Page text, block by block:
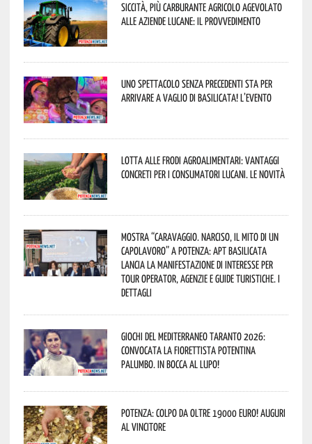
Siccità, più carburante agricolo agevolato
alle aziende lucane: il provvedimento
Uno spettacolo senza precedenti sta per
arrivare a Vaglio di Basilicata! L’evento
Lotta alle frodi agroalimentari: vantaggi
concreti per i consumatori lucani. Le novità
Mostra “Caravaggio. Narciso, il mito di un
capolavoro” a Potenza: APT Basilicata
lancia la manifestazione di interesse per
Tour Operator, Agenzie e Guide Turistiche. I
dettagli
Giochi del Mediterraneo Taranto 2026:
convocata la fiorettista potentina
Palumbo. In bocca al lupo!
Potenza: colpo da oltre 19000 Euro! Auguri
al vincitore